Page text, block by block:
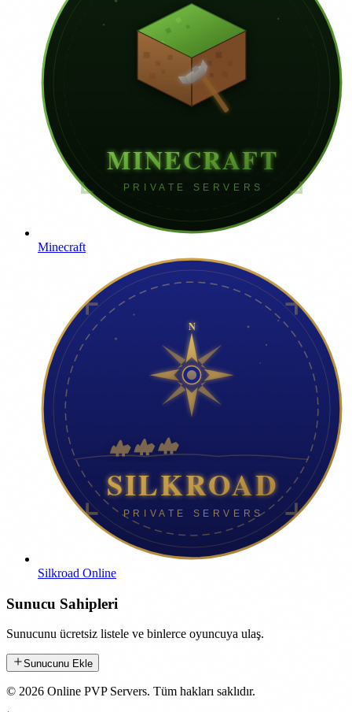
Minecraft
Silkroad Online
Sunucu Sahipleri
Sunucunu ücretsiz listele ve binlerce oyuncuya ulaş.
Sunucunu Ekle
© 2026 Online PVP Servers. Tüm hakları saklıdır.